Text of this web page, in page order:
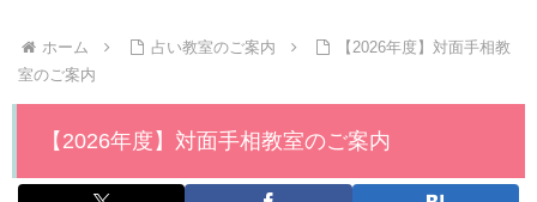
ホーム 占い教室のご案内
【2026年度】対面手相教
室のご案内
【2026年度】対面手相教室のご案内